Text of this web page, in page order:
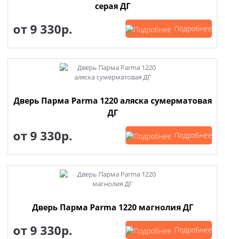
серая ДГ
от9 330р. Подробнее
Дверь Парма Parma 1220 аляска сумерматовая
ДГ
от9 330р. Подробнее
Дверь Парма Parma 1220 магнолия ДГ
от9 330р. Подробнее